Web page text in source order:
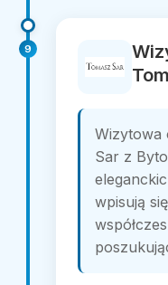
9
Wizytowa
Sar z
wpisują